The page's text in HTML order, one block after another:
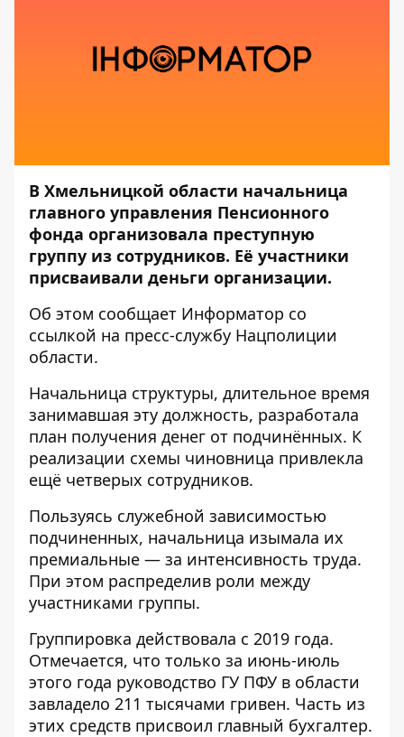
В Хмельницкой области начальница
главного управления Пенсионного
фонда организовала преступную
группу из сотрудников. Её участники
присваивали деньги организации.
Об этом сообщает Информатор со
ссылкой на пресс-службу Нацполиции
области.
Начальница структуры, длительное время
занимавшая эту должность, разработала
план получения денег от подчинённых. К
реализации схемы чиновница привлекла
ещё четверых сотрудников.
Пользуясь служебной зависимостью
подчиненных, начальница изымала их
премиальные — за интенсивность труда.
При этом распределив роли между
участниками группы.
Группировка действовала с 2019 года.
Отмечается, что только за июнь-июль
этого года руководство ГУ ПФУ в области
завладело 211 тысячами гривен. Часть из
этих средств присвоил главный бухгалтер.